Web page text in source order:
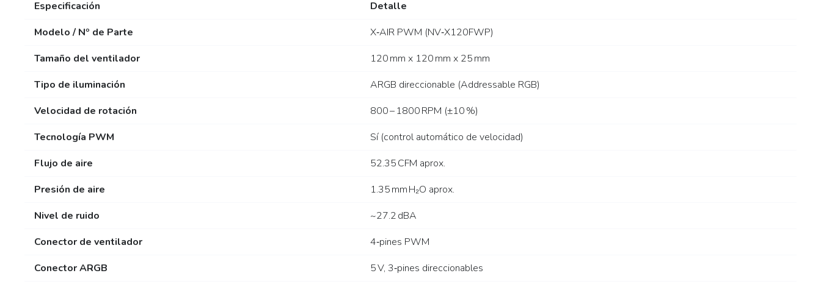
Especificación
Detalle
Modelo / Nº de Parte
X‑AIR PWM (NV‑X120FWP)
Tamaño del ventilador
120 mm x 120 mm x 25 mm
Tipo de iluminación
ARGB direccionable (Addressable RGB)
Velocidad de rotación
800 – 1800 RPM (±10 %)
Tecnología PWM
Sí (control automático de velocidad)
Flujo de aire
52.35 CFM aprox.
Presión de aire
1.35 mm H₂O aprox.
Nivel de ruido
~27.2 dBA
Conector de ventilador
4‑pines PWM
Conector ARGB
5 V, 3‑pines direccionables